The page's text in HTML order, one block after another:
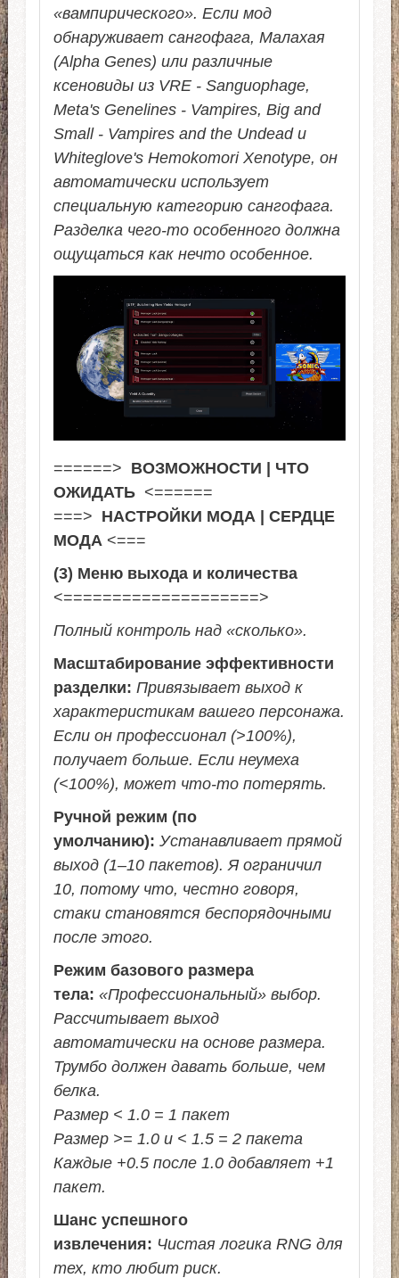
«вампирического». Если мод
обнаруживает сангофага, Малахая
(Alpha Genes) или различные
ксеновиды из VRE - Sanguophage,
Meta's Genelines - Vampires, Big and
Small - Vampires and the Undead и
Whiteglove's Hemokomori Xenotype, он
автоматически использует
специальную категорию сангофага.
Разделка чего-то особенного должна
ощущаться как нечто особенное.
======> ВОЗМОЖНОСТИ | ЧТО
ОЖИДАТЬ<======
===> НАСТРОЙКИ МОДА | СЕРДЦЕ
МОДА <===
(3) Меню выхода и количества
<====================>
Полный контроль над «сколько».
Масштабирование эффективности
разделки: Привязывает выход к
характеристикам вашего персонажа.
Если он профессионал (>100%),
получает больше. Если неумеха
(<100%), может что-то потерять.
Ручной режим (по
умолчанию): Устанавливает прямой
выход (1–10 пакетов). Я ограничил
10, потому что, честно говоря,
стаки становятся беспорядочными
после этого.
Режим базового размера
тела: «Профессиональный» выбор.
Рассчитывает выход
автоматически на основе размера.
Трумбо должен давать больше, чем
белка.
Размер < 1.0 = 1 пакет
Размер >= 1.0 и < 1.5 = 2 пакета
Каждые +0.5 после 1.0 добавляет +1
пакет.
Шанс успешного
извлечения: Чистая логика RNG для
тех, кто любит риск.